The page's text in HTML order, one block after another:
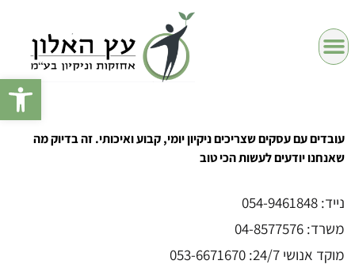
עובדים עם עסקים שצריכים ניקיון יומי, קבוע ואיכותי. זה בדיוק מה
שאנחנו יודעים לעשות הכי טוב
נייד: 054-9461848
משרד: 04-8577576
מוקד אנושי 24/7: 053-6671670